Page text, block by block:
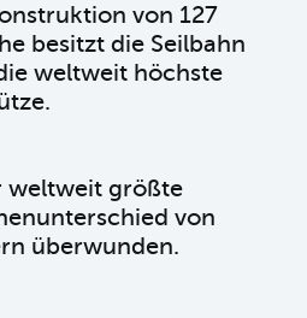
von 127
besitzt die Seilbahn
weltweit höchste
weltweit größte
von
überwunden.